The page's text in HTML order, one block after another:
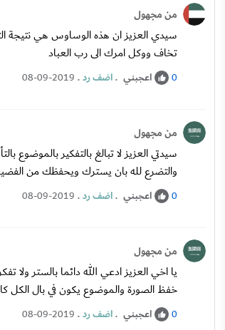
من مجهول
سيدي العزيز ان هذه الوساوس هي نتيجة
تخاف ووكل امرك الى رب العباد
0 اعجبني .اضف رد.
08-09-2019
من مجهول
سيدتي العزيز لا تبالغ بالتفكير
والتضرع لله بان يسترك ويحفظك من
0 اعجبني .اضف رد.
08-09-2019
من مجهول
يا اخي العزيز ادعي الله دائما بالستر
خفظ الصورة والموضوع يكون في بال الكل
0 اعجبني .اضف رد.
08-09-2019